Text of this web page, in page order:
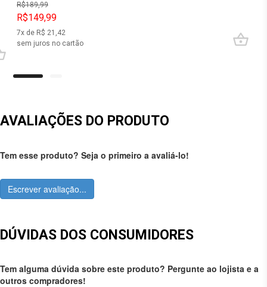
R$189,99
R$149,99
7x de R$ 21,42
sem juros no cartão
AVALIAÇÕES DO PRODUTO
Tem esse produto? Seja o primeiro a avaliá-lo!
Escrever avaliação...
DÚVIDAS DOS CONSUMIDORES
Tem alguma dúvida sobre este produto? Pergunte ao lojista e a
outros compradores!